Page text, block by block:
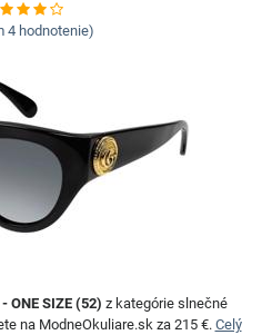
4 hodnotenie)
ONE SIZE (52) z kategórie slnečné
na ModneOkuliare.sk za 215 €. Celý